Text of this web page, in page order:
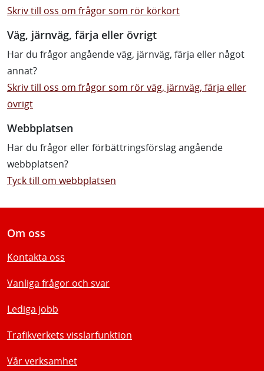
Skriv till oss om frågor som rör körkort
Väg, järnväg, färja eller övrigt
Har du frågor angående väg, järnväg, färja eller något
annat?
Skriv till oss om frågor som rör väg, järnväg, färja eller
övrigt
Webbplatsen
Har du frågor eller förbättringsförslag angående
webbplatsen?
Tyck till om webbplatsen
Om oss
Kontakta oss
Vanliga frågor och svar
Lediga jobb
Trafikverkets visslarfunktion
Vår verksamhet